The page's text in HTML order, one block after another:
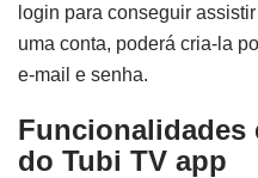
login para conseguir
uma conta, poderá cria-la
e-mail e senha.
Funcionalidades
do Tubi TV app